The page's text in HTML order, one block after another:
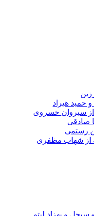
حمید هیراد
سیروان خسروی
صادقی
رستمی
از شهاب مظفری